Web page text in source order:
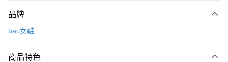
信用卡一次付款
Apple Pay
品牌
bac女鞋
商品特色